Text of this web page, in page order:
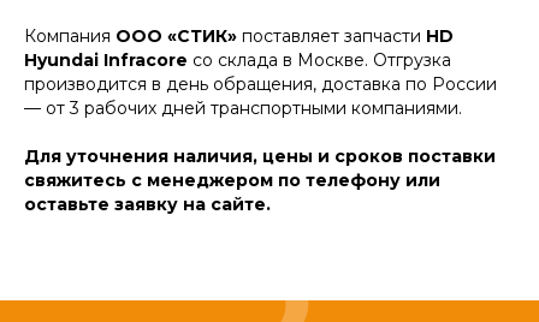
Компания ООО «СТИК» поставляет запчасти HD
Hyundai Infracore со склада в Москве. Отгрузка
производится в день обращения, доставка по России
— от 3 рабочих дней транспортными компаниями.
Для уточнения наличия, цены и сроков поставки
свяжитесь с менеджером по телефону или
оставьте заявку на сайте.